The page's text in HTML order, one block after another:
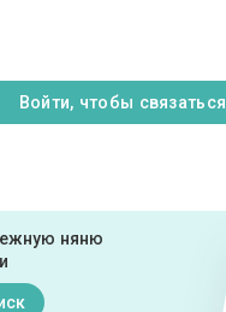
Войти, чтобы связаться
няню